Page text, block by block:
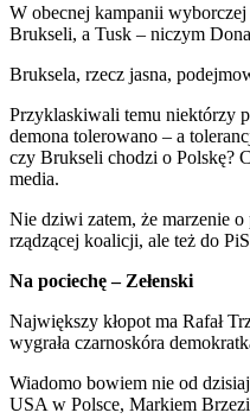
W obecnej kampanii
Brukseli, a Tusk – niczym
Bruksela, rzecz jasna,
Przyklaskiwali temu niektórzy
demona tolerowano – a
czy Brukseli chodzi o Polskę?
media.
Nie dziwi zatem, że marzenie
rządzącej koalicji, ale też do
Na pociechę – Zełenski
Największy kłopot ma Rafał
wygrała czarnoskóra
Wiadomo bowiem nie od
USA w Polsce, Markiem